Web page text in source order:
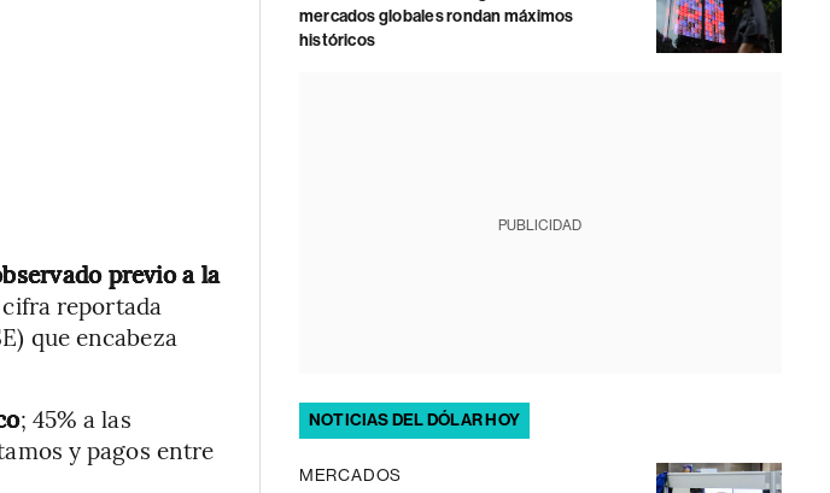
previo a la
reportada
que encabeza
; 45% a las
y pagos entre
mercados globales rondan máximos
históricos
PUBLICIDAD
NOTICIAS DEL DÓLAR HOY
MERCADOS